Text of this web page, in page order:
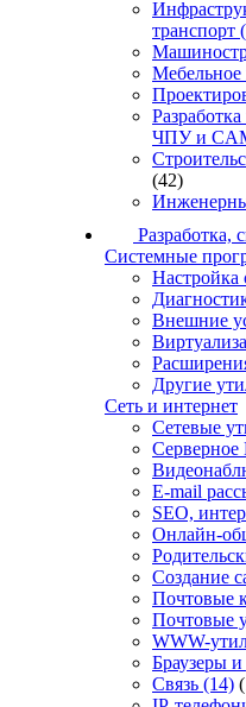
транспорт
Мебельное
ЧПУ и
(42)
Разработка,
Системные
Настройка
Внешние
Другие
Сеть и интернет
Сетевые
E-mail
SEO,
Онлайн-
Создание
Почтовые
Почтовые
WWW-
Браузеры
Связь (14)